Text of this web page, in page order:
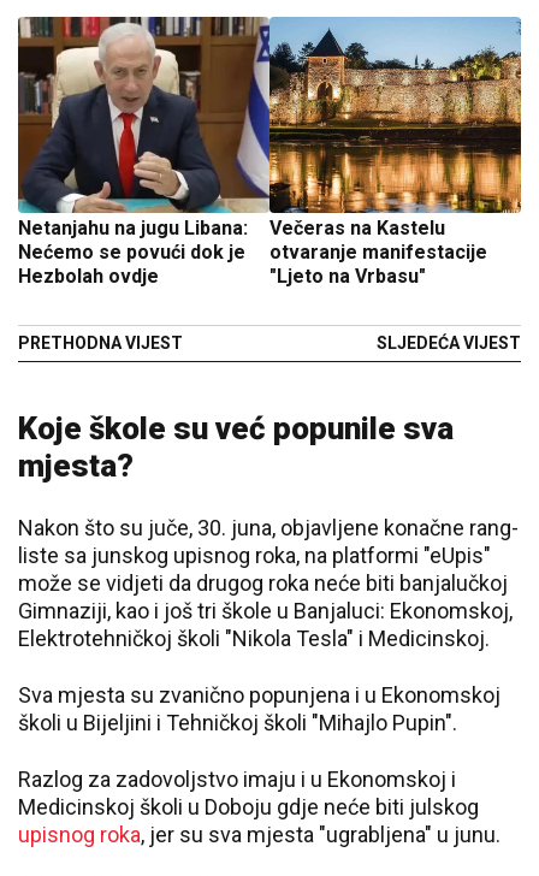
Netanjahu na jugu Libana:
Nećemo se povući dok je
Hezbolah ovdje
PRETHODNA VIJEST
Večeras na Kastelu
otvaranje manifestacije
"Ljeto na Vrbasu"
SLJEDEĆA VIJEST
Koje škole su već popunile sva
mjesta?
Nakon što su juče, 30. juna, objavljene konačne rang-
liste sa junskog upisnog roka, na platformi "eUpis"
može se vidjeti da drugog roka neće biti banjalučkoj
Gimnaziji, kao i još tri škole u Banjaluci: Ekonomskoj,
Elektrotehničkoj školi "Nikola Tesla" i Medicinskoj.
Sva mjesta su zvanično popunjena i u Ekonomskoj
školi u Bijeljini i Tehničkoj školi "Mihajlo Pupin".
Razlog za zadovoljstvo imaju i u Ekonomskoj i
Medicinskoj školi u Doboju gdje neće biti julskog
upisnog roka, jer su sva mjesta "ugrabljena" u junu.